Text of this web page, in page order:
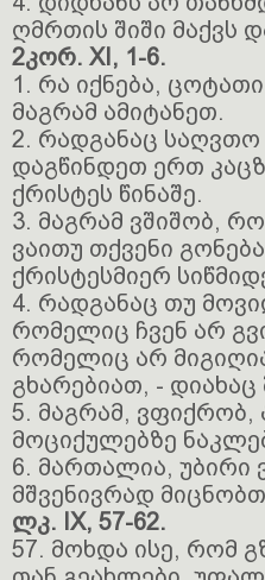
ღმრთის შიში მაქვს
2კორ. XI, 1-6.
1. რა იქნება,
მაგრამ ამიტანეთ.
2. რადგანაც საღვთო
დაგწინდეთ ერთ
ქრისტეს წინაშე.
3. მაგრამ ვშიშობ,
ვაითუ თქვენი
ქრისტესმიერ
4. რადგანაც თუ
რომელიც ჩვენ არ
რომელიც არ
გხარებიათ, - დიახაც
5. მაგრამ,
მოციქულებზე
6. მართალია, უბირი
მშვენივრად
ლკ. IX, 57-62.
57. მოხდა ისე, რომ